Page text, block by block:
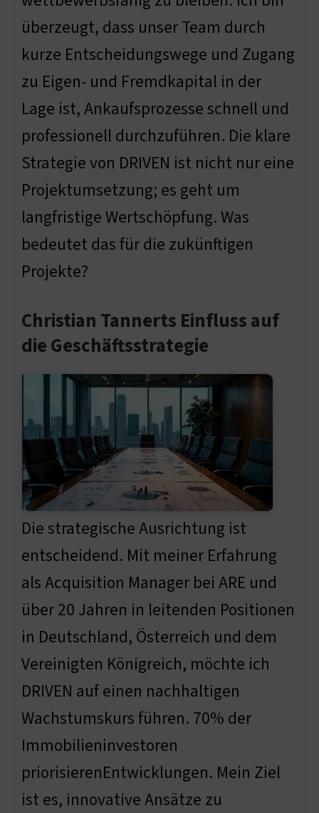
überzeugt, dass unser Team durch
kurze Entscheidungswege und Zugang
zu Eigen- und Fremdkapital in der
Lage ist, Ankaufsprozesse schnell und
professionell durchzuführen. Die klare
Strategie von DRIVEN ist nicht nur eine
Projektumsetzung; es geht um
langfristige Wertschöpfung. Was
bedeutet das für die zukünftigen
Projekte?
Christian Tannerts Einfluss auf
die Geschäftsstrategie
Die strategische Ausrichtung ist
entscheidend. Mit meiner Erfahrung
als Acquisition Manager bei ARE und
über 20 Jahren in leitenden Positionen
in Deutschland, Österreich und dem
Vereinigten Königreich, möchte ich
DRIVEN auf einen nachhaltigen
Wachstumskurs führen. 70% der
Immobilieninvestoren
priorisierenEntwicklungen. Mein Ziel
ist es, innovative Ansätze zu